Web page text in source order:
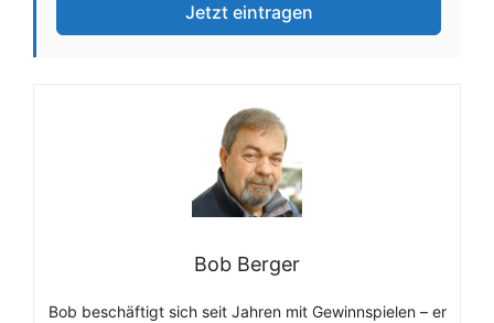
Jetzt eintragen
Bob Berger
Bob beschäftigt sich seit Jahren mit Gewinnspielen – er